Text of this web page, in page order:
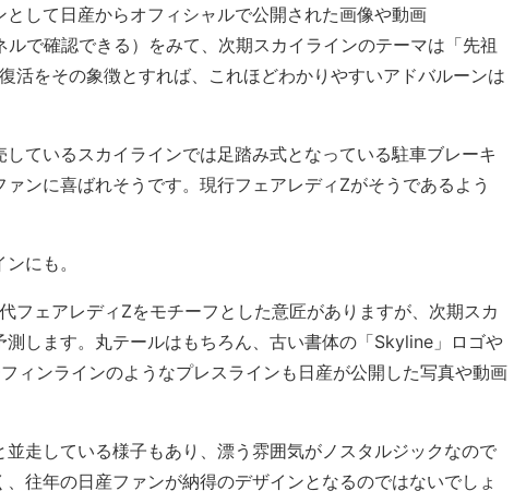
して日産からオフィシャルで公開された画像や動画
ルで確認できる）をみて、次期スカイラインのテーマは「先祖
活をその象徴とすれば、これほどわかりやすいアドバルーンは
ているスカイラインでは足踏み式となっている駐車ブレーキ
ンに喜ばれそうです。現行フェアレディZがそうであるよう
にも。
フェアレディZをモチーフとした意匠がありますが、次期スカ
します。丸テールはもちろん、古い書体の「Skyline」ロゴや
ィンラインのようなプレスラインも日産が公開した写真や動画
走している様子もあり、漂う雰囲気がノスタルジックなので
往年の日産ファンが納得のデザインとなるのではないでしょ